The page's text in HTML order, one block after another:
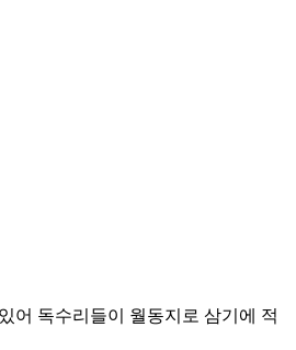
어 독수리들이 월동지로 삼기에 적